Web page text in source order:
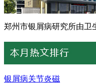
郑州市银屑病研究所由卫
银屑病关节炎磁